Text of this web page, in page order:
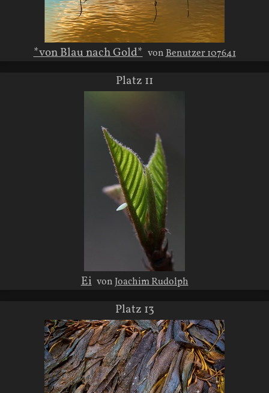
*von Blau nach Gold* vonBenutzer 107641
Platz 11
Ei vonJoachim Rudolph
Platz 13